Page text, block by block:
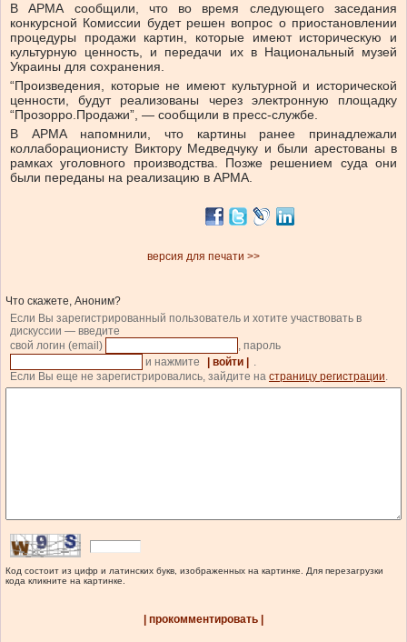
В АРМА сообщили, что во время следующего заседания
конкурсной Комиссии будет решен вопрос о приостановлении
процедуры продажи картин, которые имеют историческую и
культурную ценность, и передачи их в Национальный музей
Украины для сохранения.
“Произведения, которые не имеют культурной и исторической
ценности, будут реализованы через электронную площадку
“Прозорро.Продажи”, — сообщили в пресс-службе.
В АРМА напомнили, что картины ранее принадлежали
коллаборационисту Виктору Медведчуку и были арестованы в
рамках уголовного производства. Позже решением суда они
были переданы на реализацию в АРМА.
версия для печати >>
Что скажете, Аноним?
Если Вы зарегистрированный пользователь и хотите участвовать в
дискуссии — введите
свой логин (email)
, пароль
и нажмите
| войти |
.
Если Вы еще не зарегистрировались, зайдите на страницу регистрации.
Код состоит из цифр и латинских букв, изображенных на картинке. Для перезагрузки
кода кликните на картинке.
| прокомментировать |